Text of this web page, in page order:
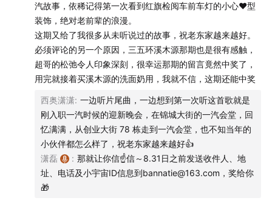
汽故事，依稀记得第一次看到红旗检阅车前车灯的小心❤️型
装饰，绝对老前辈的浪漫。
这期又给了我很多从未听说过的故事，祝老东家越来越好。
必须评论的另一个原因，三五环溪木源那期也是很有感触，
超哥的松弛令人印象深刻，很幸运那期的留言竟然中奖了，
用完就接着买溪木源的洗面奶用，我就不信，这期还能中奖
西奥潇潇: 一边听片尾曲，一边想到第一次听这首歌就是
刚入职一汽时候的迎新晚会，在锦城大街的一汽会堂，回
忆满满，从创业大街 78 栋走到一汽会堂，也不知当年的
小伙伴都怎么样了，祝老东家越来越好👍
潇磊
: 那就让你信☝️信～8.31日之前发送收件人、地
址、电话及小宇宙ID信息到bannatie@163.com，奖给你
🎁